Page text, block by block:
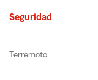
Seguridad
Terremoto